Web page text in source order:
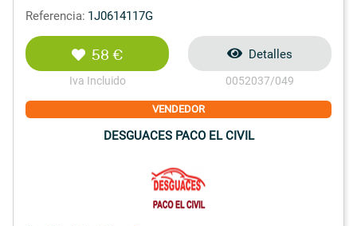
Referencia: 1J0614117G
58 €
Iva Incluido
Detalles
0052037/049
VENDEDOR
DESGUACES PACO EL CIVIL